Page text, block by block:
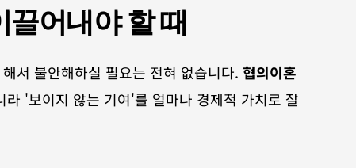
끌어내야 할 때
서 불안해하실 필요는 전혀 없습니다. 협의이혼
'보이지 않는 기여'를 얼마나 경제적 가치로 잘